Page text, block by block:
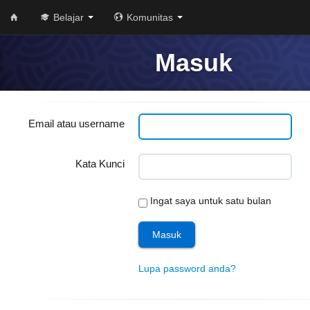
Belajar Komunitas
Masuk
Email atau username
Kata Kunci
Ingat saya untuk satu bulan
Lupa password anda?